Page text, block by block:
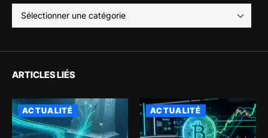
ARTICLES LIÉS
ACTUALITÉ ACTUALITÉ